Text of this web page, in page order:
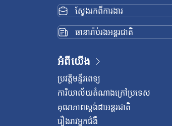
ស្វែងរកពីការងារ
ធានារ៉ាប់រងអន្តរជាតិ
អំពីយើង
ប្រវត្តិមន្ទីរពេទ្យ
ការិយាល័យតំណាងក្រៅប្រទេស
គុណភាពស្តង់ដាអន្តរជាតិ
រឿងរាវអ្នកជំងឺ